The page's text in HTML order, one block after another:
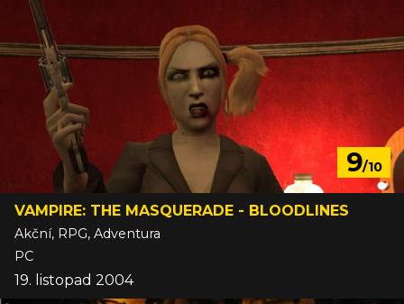
9/10
VAMPIRE: THE MASQUERADE - BLOODLINES
Akční, RPG, Adventura
PC
19. listopad 2004